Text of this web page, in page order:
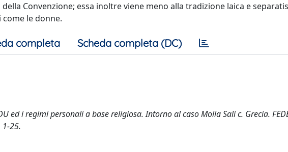
Convenzione; essa inoltre viene meno alla tradizione laica e
le donne.
completa Scheda completa (DC)
ed i regimi personali a base religiosa. Intorno al caso Molla Sali c. Grecia.
25.